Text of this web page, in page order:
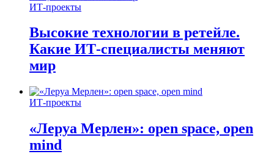
ИТ-проекты
Высокие технологии в ретейле.
Какие ИТ-специалисты меняют
мир
ИТ-проекты
«Леруа Мерлен»: open space, open
mind